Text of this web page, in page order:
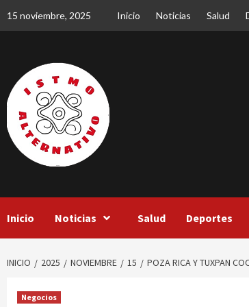
15 noviembre, 2025 Inicio Noticias Salud
Inicio Noticias Salud Deportes
INICIO 2025 NOVIEMBRE 15 POZA RICA Y TUXPAN
Negocios